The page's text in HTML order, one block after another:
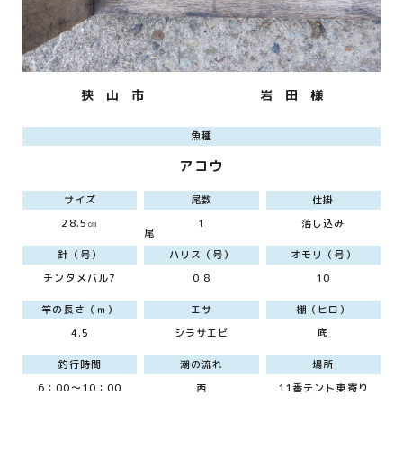
狭 山 市 岩 田 様
魚種
アコウ
サイズ
28.5㎝
尾数
1
尾
仕掛
落し込み
針（号）
チンタメバル7
ハリス（号）
0.8
オモリ（号）
10
竿の長さ（ｍ）
4.5
エサ
シラサエビ
棚（ヒロ）
底
釣行時間
6：00～10：00
潮の流れ
西
場所
11番テント東寄り